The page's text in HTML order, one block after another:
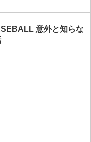
意外と知らな